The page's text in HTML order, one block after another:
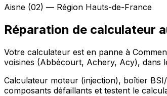
Aisne (02) — Région Hauts-de-France
Réparation de calculateur
Votre calculateur est en panne à
voisines (Abbécourt, Achery, Acy), dans
Calculateur moteur (injection), boîtier
composants défaillants et testent le